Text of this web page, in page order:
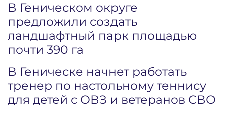
В Геническом округе
предложили создать
ландшафтный парк площадью
почти 390 га
В Геническе начнет работать
тренер по настольному теннису
для детей с ОВЗ и ветеранов СВО